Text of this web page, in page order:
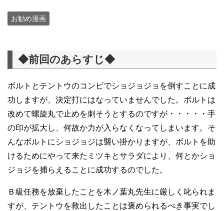
お勧め漫画
◆前回のあらすじ◆
ボルトとテントウのコンビでショジョジョを倒すことに成
功しますが、決定打にはなっていませんでした。ボルトは
改めて螺旋丸で止めを刺そうとするのですが・・・・・手
の印が拡大し、何故か力が入らなくなってしまいます。そ
んなボルトにショジョジは襲い掛かりますが、ボルトを助
けるためにやって来たミツキとサラダにより、何とかショ
ジョジを捕らえることに成功するのでした。
Ｂ級任務を放棄したことを木ノ葉丸先生に厳しく叱られま
すが、テントウを救出したことは褒められるべき事実でし